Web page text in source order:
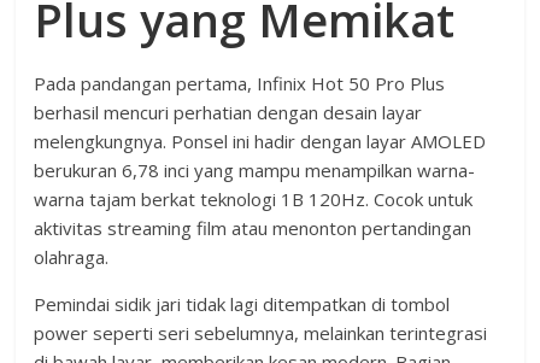
Plus yang Memikat
Pada pandangan pertama, Infinix Hot 50 Pro Plus
berhasil mencuri perhatian dengan desain layar
melengkungnya. Ponsel ini hadir dengan layar AMOLED
berukuran 6,78 inci yang mampu menampilkan warna-
warna tajam berkat teknologi 1B 120Hz. Cocok untuk
aktivitas streaming film atau menonton pertandingan
olahraga.
Pemindai sidik jari tidak lagi ditempatkan di tombol
power seperti seri sebelumnya, melainkan terintegrasi